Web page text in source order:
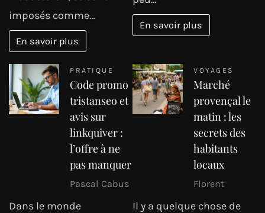
imposés comme…
En savoir plus
En savoir plus
PRATIQUE
Code promo
tristanseo et
avis sur
linkquiver :
l’offre à ne
pas manquer
Pascal Cabus
Dans le monde
VOYAGES
Marché
provençal le
matin : les
secrets des
habitants
locaux
Florent
Il y a quelque chose de